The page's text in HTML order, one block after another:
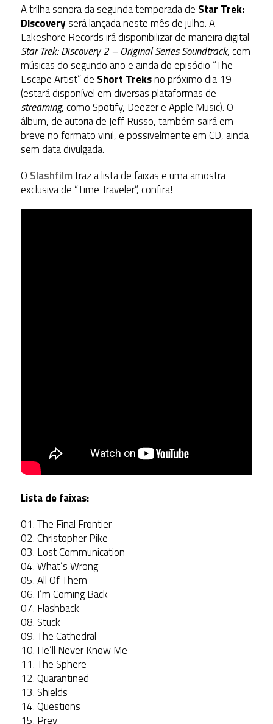
A trilha sonora da segunda temporada de Star Trek:
Discoveryserá lançada neste mês de julho. A
Lakeshore Records irá disponibilizar de maneira digital
Star Trek: Discovery 2 – Original Series Soundtrack, com
músicas do segundo ano e ainda do episódio “The
Escape Artist” de Short Treksno próximo dia 19
(estará disponível em diversas plataformas de
streaming, como Spotify, Deezer e Apple Music). O
álbum, de autoria de Jeff Russo, também sairá em
breve no formato vinil, e possivelmente em CD, ainda
sem data divulgada.
O Slashfilmtraz a lista de faixas e uma amostra
exclusiva de “Time Traveler”, confira!
Lista de faixas:
01. The Final Frontier
02. Christopher Pike
03. Lost Communication
04. What’s Wrong
05. All Of Them
06. I’m Coming Back
07. Flashback
08. Stuck
09. The Cathedral
10. He’ll Never Know Me
11. The Sphere
12. Quarantined
13. Shields
14. Questions
15. Prey